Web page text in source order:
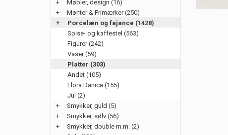
+
Møbler, design (16)
+
Mønter & Frimærker(250)
+
Porcelæn og fajance (1428)
Spise- og kaffestel (563)
Figurer (242)
Vaser (59)
Platter (303)
Andet (105)
Flora Danica (155)
Jul (2)
+
Smykker, guld (5)
+
Smykker, sølv (56)
+
Smykker, double m.m. (2)